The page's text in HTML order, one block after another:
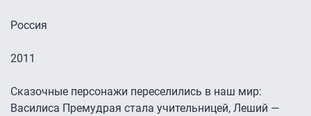
Россия
2011
Сказочные персонажи переселились в наш мир:
Василиса Премудрая стала учительницей, Леший —